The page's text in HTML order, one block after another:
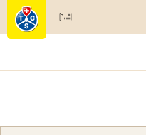
Mitgliedschaft & Leistungen